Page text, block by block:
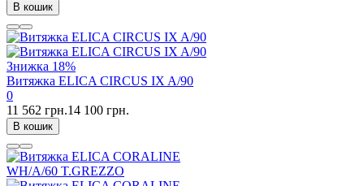
В кошик
Знижка 18%
Витяжка ELICA CIRCUS IX A/90
0
11 562 грн.14 100 грн.
В кошик